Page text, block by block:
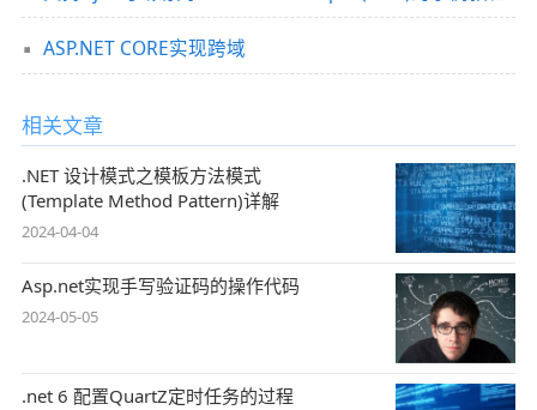
ASP.NET CORE实现跨域
相关文章
.NET 设计模式之模板方法模式
(Template Method Pattern)详解
2024-04-04
Asp.net实现手写验证码的操作代码
2024-05-05
.net 6 配置QuartZ定时任务的过程